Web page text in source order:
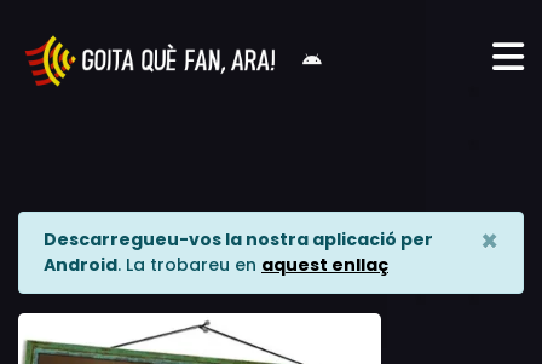
Descarregueu-vos la nostra aplicació per
Android. La trobareu en aquest enllaç
×